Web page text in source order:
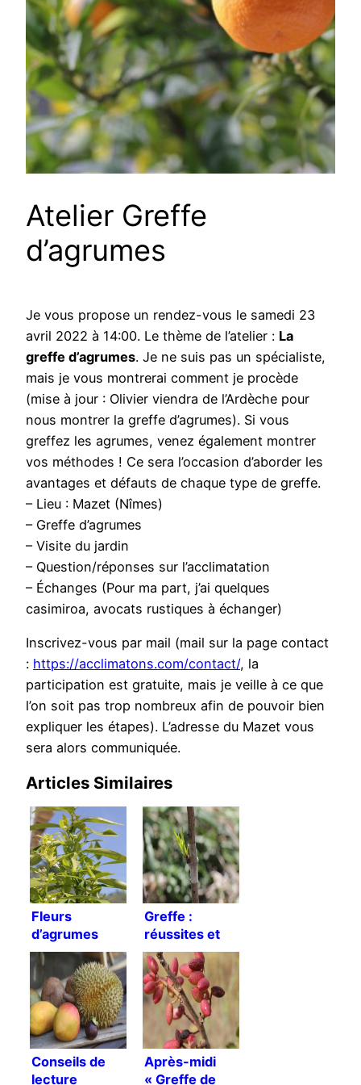
Atelier Greffe
d’agrumes
Je vous propose un rendez-vous le samedi 23
avril 2022 à 14:00. Le thème de l’atelier : La
greffe d’agrumes. Je ne suis pas un spécialiste,
mais je vous montrerai comment je procède
(mise à jour : Olivier viendra de l’Ardèche pour
nous montrer la greffe d’agrumes). Si vous
greffez les agrumes, venez également montrer
vos méthodes ! Ce sera l’occasion d’aborder les
avantages et défauts de chaque type de greffe.
– Lieu : Mazet (Nîmes)
– Greffe d’agrumes
– Visite du jardin
– Question/réponses sur l’acclimatation
– Échanges (Pour ma part, j’ai quelques
casimiroa, avocats rustiques à échanger)
Inscrivez-vous par mail (mail sur la page contact
: https://acclimatons.com/contact/, la
participation est gratuite, mais je veille à ce que
l’on soit pas trop nombreux afin de pouvoir bien
expliquer les étapes). L’adresse du Mazet vous
sera alors communiquée.
Articles Similaires
Fleurs
d’agrumes
Greffe :
réussites et
échecs
Conseils de
lecture
Après-midi
« Greffe de